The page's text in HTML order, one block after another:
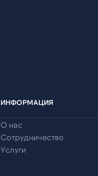
ИНФОРМАЦИЯ
О нас
Сотрудничество
Услуги